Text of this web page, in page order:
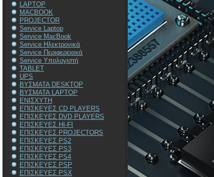
LAPTOP
MACBOOK
PROJECTOR
Service Laptop
Service MacBook
Service Ηλεκτρονικά
Service Περιφερειακά
Service Υπολογιστή
TABLET
UPS
ΒΥΣΜΑΤΑ DESKTOP
ΒΥΣΜΑΤΑ LAPTOP
ΕΝΙΣΧΥΤΗ
ΕΠΙΣΚΕΥΕΣ CD PLAYERS
ΕΠΙΣΚΕΥΕΣ DVD PLAYERS
ΕΠΙΣΚΕΥΕΣ HI-FI
ΕΠΙΣΚΕΥΕΣ PROJECTORS
ΕΠΙΣΚΕΥΕΣ PS2
ΕΠΙΣΚΕΥΕΣ PS3
ΕΠΙΣΚΕΥΕΣ PS4
ΕΠΙΣΚΕΥΕΣ PSP
ΕΠΙΣΚΕΥΕΣ PSX